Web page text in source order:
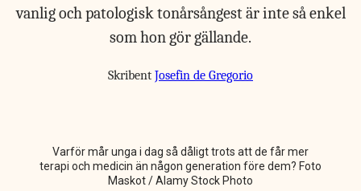
vanlig och patologisk tonårsångest är inte så enkel
som hon gör gällande.
Skribent Josefin de Gregorio
Varför mår unga i dag så dåligt trots att de får mer
terapi och medicin än någon generation före dem? Foto
Maskot / Alamy Stock Photo